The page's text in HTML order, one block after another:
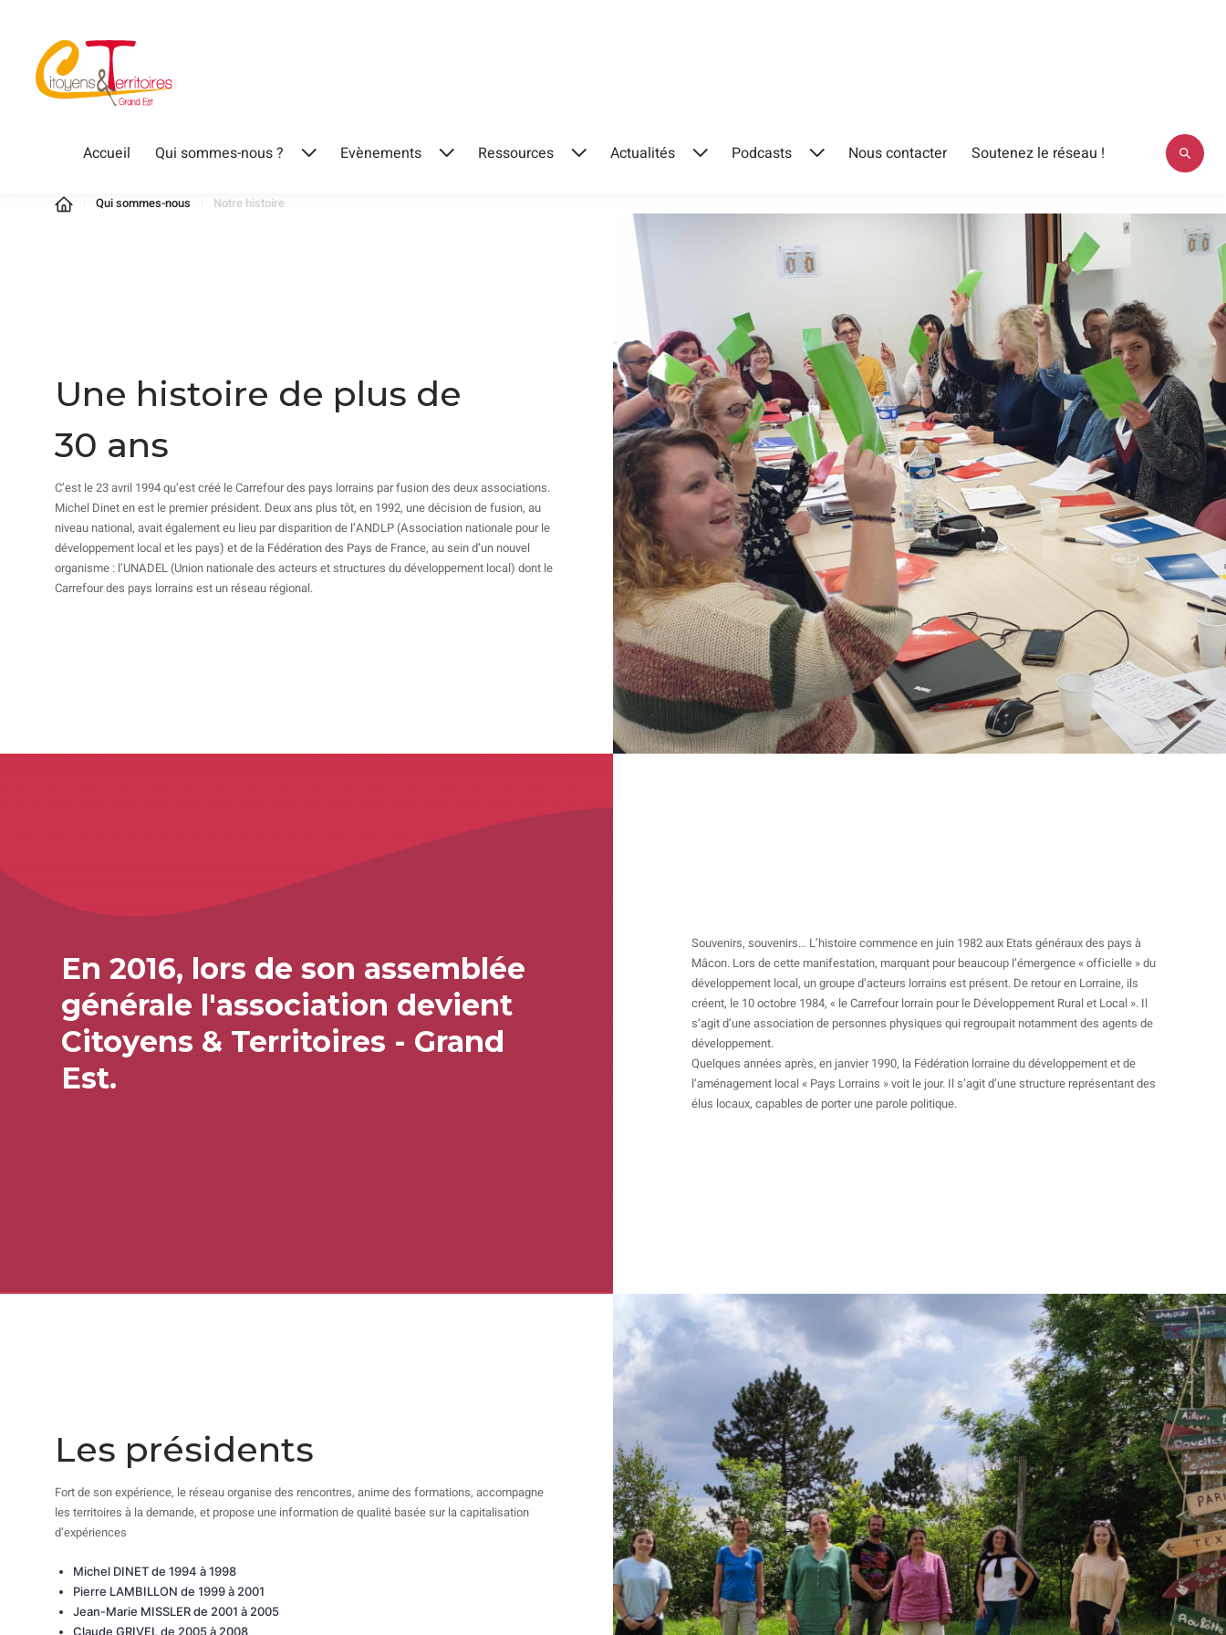
Accueil Qui sommes-nous ? Evènements Ressources Actualités Podcasts Nous contacter Soutenez le réseau !
Qui sommes-nous Notre histoire
Une histoire de plus de
30 ans
C’est le 23 avril 1994 qu’est créé le Carrefour des pays lorrains par fusion des deux associations.
Michel Dinet en est le premier président. Deux ans plus tôt, en 1992, une décision de fusion, au
niveau national, avait également eu lieu par disparition de l’ANDLP (Association nationale pour le
développement local et les pays) et de la Fédération des Pays de France, au sein d’un nouvel
organisme : l’UNADEL (Union nationale des acteurs et structures du développement local) dont le
Carrefour des pays lorrains est un réseau régional.
En 2016, lors de son assemblée
générale l'association devient
Citoyens & Territoires - Grand
Est.
Souvenirs, souvenirs… L’histoire commence en juin 1982 aux Etats généraux des pays à
Mâcon. Lors de cette manifestation, marquant pour beaucoup l’émergence « officielle » du
développement local, un groupe d’acteurs lorrains est présent. De retour en Lorraine, ils
créent, le 10 octobre 1984, « le Carrefour lorrain pour le Développement Rural et Local ». Il
s’agit d’une association de personnes physiques qui regroupait notamment des agents de
développement.
Quelques années après, en janvier 1990, la Fédération lorraine du développement et de
l’aménagement local « Pays Lorrains » voit le jour. Il s’agit d’une structure représentant des
élus locaux, capables de porter une parole politique.
Les présidents
Fort de son expérience, le réseau organise des rencontres, anime des formations, accompagne
les territoires à la demande, et propose une information de qualité basée sur la capitalisation
d’expériences
Michel DINET de 1994 à 1998
Pierre LAMBILLON de 1999 à 2001
Jean-Marie MISSLER de 2001 à 2005
Claude GRIVEL de 2005 à 2008